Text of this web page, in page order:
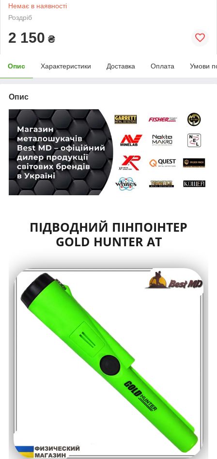
Немає в наявності
Роздріб
2 150 ₴
Опис Характеристики Доставка Оплата Умови
Опис
ПІДВОДНИЙ ПІНПОІНТЕР
GOLD HUNTER АТ